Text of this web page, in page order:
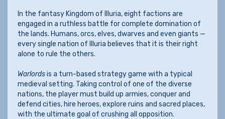
In the fantasy Kingdom of Illuria, eight factions are
engaged in a ruthless battle for complete domination of
the lands. Humans, orcs, elves, dwarves and even giants —
every single nation of Illuria believes that it is their right
alone to rule the others.
Warlordsis a turn-based strategy game with a typical
medieval setting. Taking control of one of the diverse
nations, the player must build up armies, conquer and
defend cities, hire heroes, explore ruins and sacred places,
with the ultimate goal of crushing all opposition.